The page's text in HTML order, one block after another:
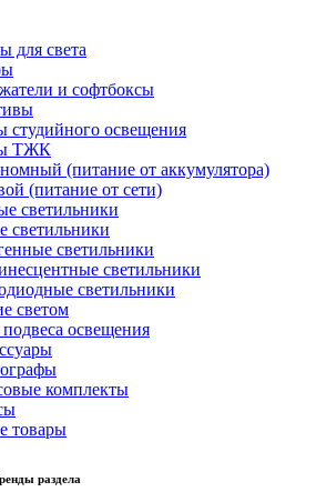
для света
и софтбоксы
студийного освещения
ТЖК
(питание от аккумулятора)
(питание от сети)
светильники
светильники
светильники
светильники
светильники
светом
освещения
комплекты
товары
раздела